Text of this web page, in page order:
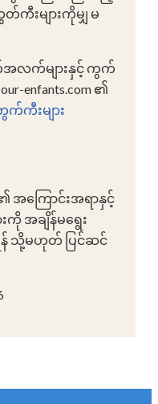
ကီးများကိုမျှ မ
လက်များနှင့် ကွက်
enfants.com ၏
ကီးများ
ြောင်းအရာနှင့်
ကို အချိန်မရွေး
န် သို့မဟုတ် ပြင်ဆင်